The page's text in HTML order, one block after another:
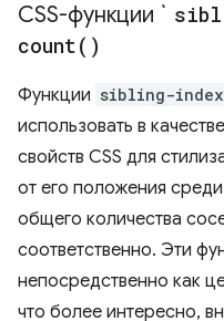
CSS-функции `
count( )
Функции sibling-
использовать в
свойств CSS для
от его положения
общего количества
соответственно. Эти
непосредственно как
что более интересно,